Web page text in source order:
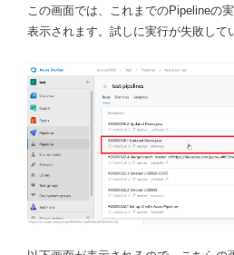
この画面では、これまでのPipelineの
表示されます。試しに実行が失敗して